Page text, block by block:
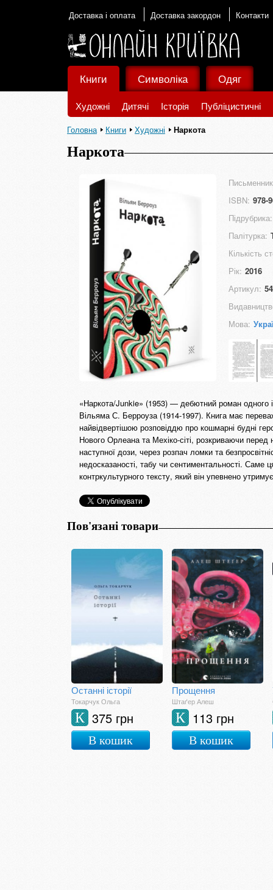
Доставка і оплата Доставка закордон Контакти
Книги
Художні Дитячі Історія Публіцистичні
Символіка Одяг
Головна Книги Художні Наркота
Наркота
ISBN: 978-
Підрубрика:
Палітурка:
Кількість
Рік: 2016
Артикул:
Мова:
«Наркота/Junkie» (1953) — дебютний роман одного
Вільяма С. Берроуза (1914-1997). Книга має
найвідвертішою розповіддю про кошмарні будні
Нового Орлеана та Мехіко-сіті, розкриваючи
наступної дози, через розпач ломки та
недосказаності, табу чи сентиментальності. Саме
контркультурного тексту, який він упевнено
Пов'язані товари
Останні історії
Токарчук Ольга
375 грн
К
В кошик
Прощення
Штаґер Алеш
113 грн
К
В кошик